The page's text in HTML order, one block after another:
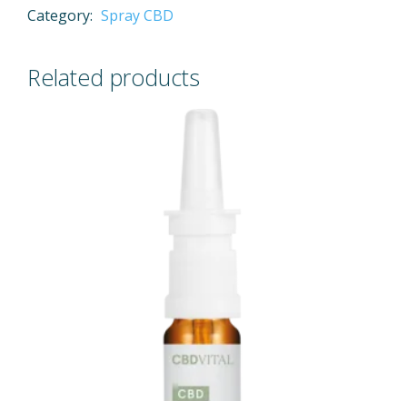
Category: Spray CBD
Related products